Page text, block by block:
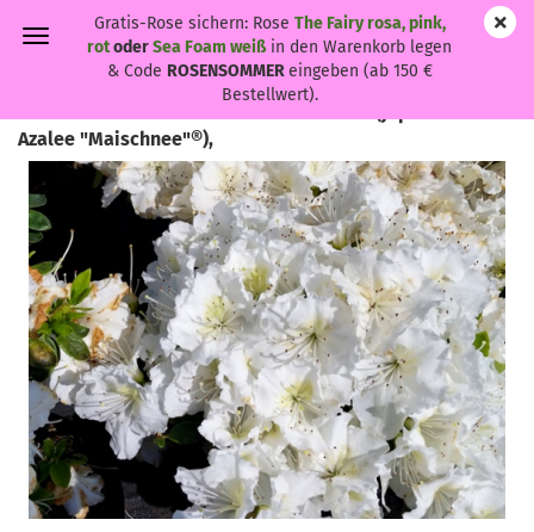
Gratis-Rose sichern: Rose The Fairy rosa, pink,
rotoderSea Foam weißin den Warenkorb legen
& Code ROSENSOMMEReingeben (ab 150 €
Bestellwert).
Azalee "Maischnee"®),